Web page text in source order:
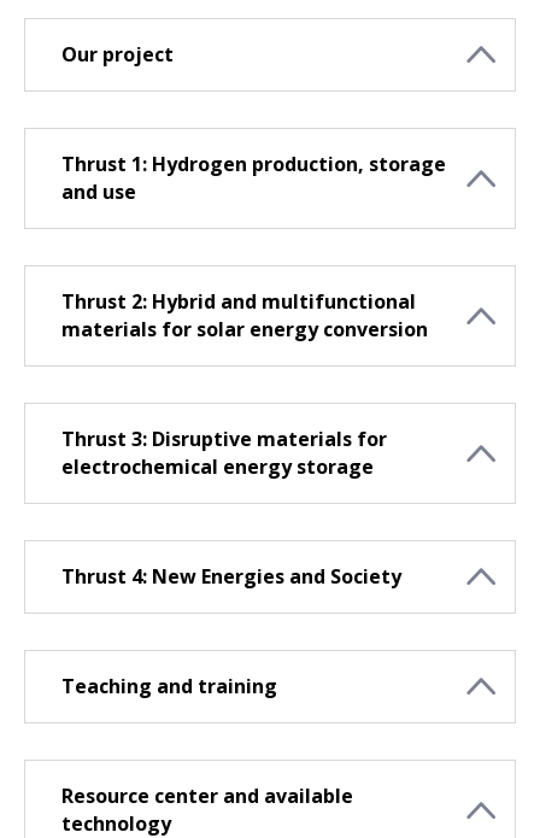
Our project
Thrust 1: Hydrogen production, storage
and use
Thrust 2: Hybrid and multifunctional
materials for solar energy conversion
Thrust 3: Disruptive materials for
electrochemical energy storage
Thrust 4: New Energies and Society
Teaching and training
Resource center and available
technology